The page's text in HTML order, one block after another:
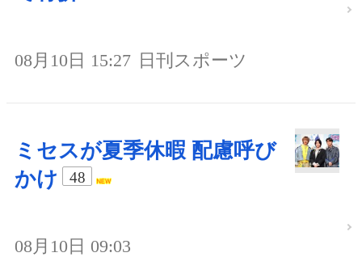
08月10日 15:27 日刊スポーツ
ミセスが夏季休暇 配慮呼び
かけ
48
08月10日 09:03